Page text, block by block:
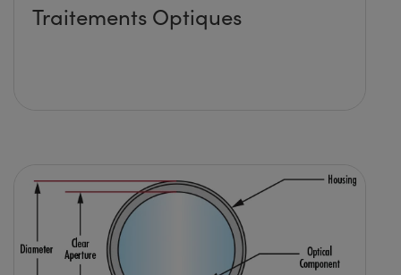
Traitements Optiques